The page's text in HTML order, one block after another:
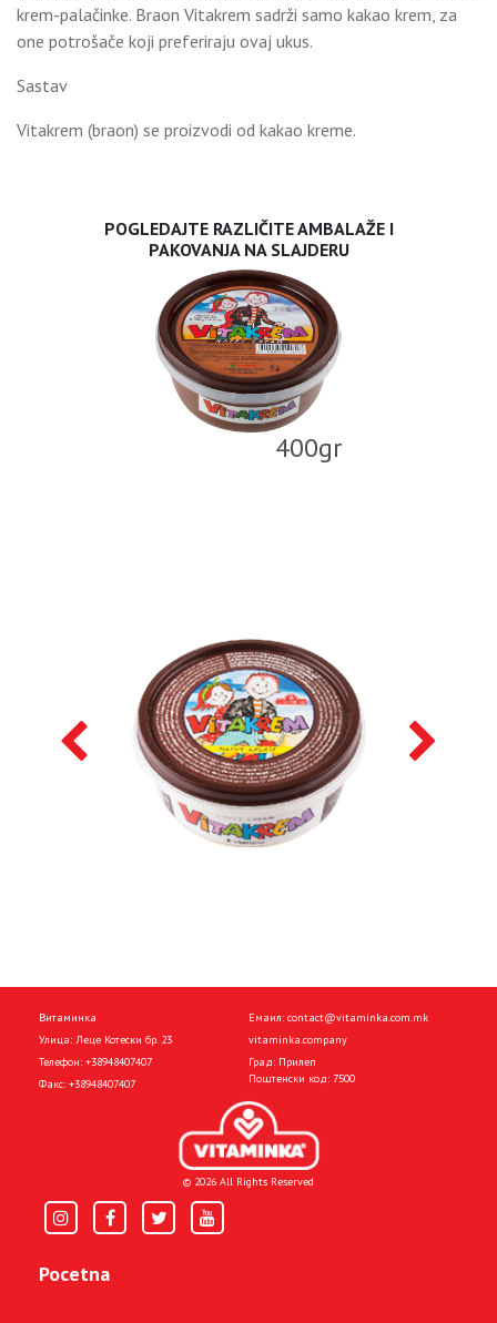
krem-palačinke. Braon Vitakrem sadrži samo kakao krem, za
one potrošače koji preferiraju ovaj ukus.
Sastav
Vitakrem (braon) se proizvodi od kakao kreme.
POGLEDAJTE RAZLIČITE AMBALAŽE I
PAKOVANJA NA SLAJDERU
400gr
Витаминка
Улица: Леце Котески бр. 23
Телефон: +38948407407
Факс: +38948407407
Емаил: contact@vitaminka.com.mk
vitaminka.company
Град: Прилеп
Поштенски код: 7500
© 2026 All Rights Reserved
Pocetna